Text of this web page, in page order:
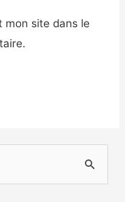
mon site dans le